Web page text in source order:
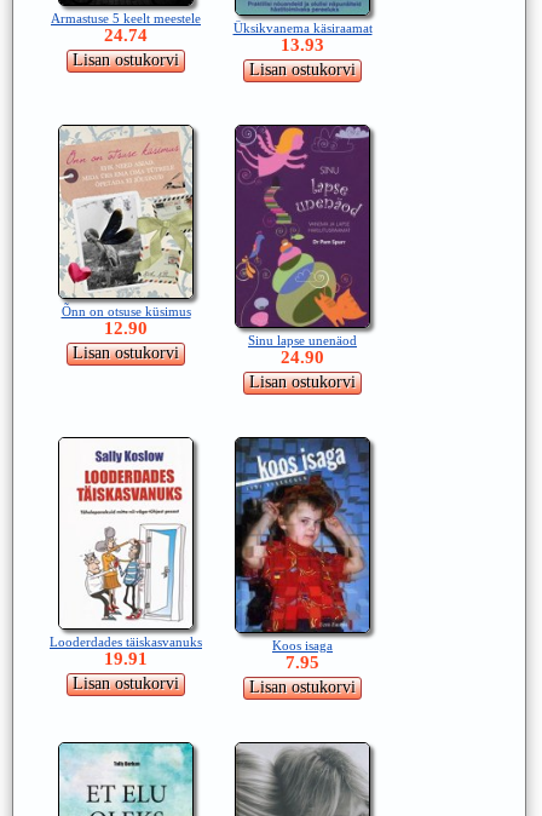
Armastuse 5 keelt meestele
24.74 Üksikvanema käsiraamat
13.93
Õnn on otsuse küsimus
12.90
Sinu lapse unenäod
24.90
Looderdades täiskasvanuks
19.91
Koos isaga
7.95